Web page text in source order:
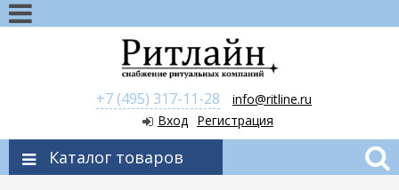
+7 (495) 317-11-28
info@ritline.ru
Вход
Регистрация
Каталог товаров